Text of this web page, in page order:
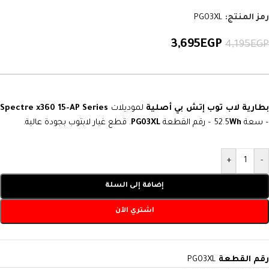
رمز المنتج: PG03XL
4,195EGP
3,695EGP
بطارية لاب توب إتش بي أصلية لموديلات Spectre x360 15-AP Series
– سعة 52.5 Wh – رقم القطعة PG03XL. قطع غيار لابتوب بجودة عالية.
-
+
إضافة إلى السلة
اشتري الآن
رقم القطعة PG03XL